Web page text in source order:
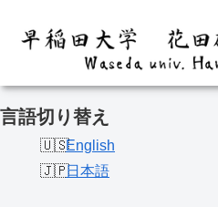
言語切り替え
English
日本語